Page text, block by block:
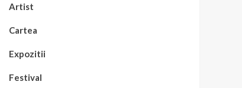
Artist
Cartea
Expozitii
Festival